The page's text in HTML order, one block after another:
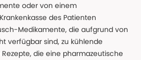
oder von einem
des Patienten
Medikamente, die aufgrund von
verfügbar sind, zu kühlende
die eine pharmazeutische